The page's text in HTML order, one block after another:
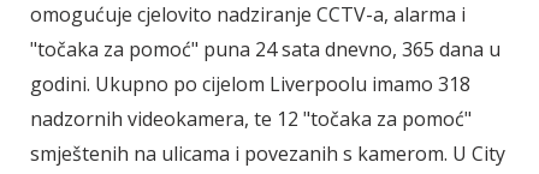
omogućuje cjelovito nadziranje CCTV-a, alarma i
"točaka za pomoć" puna 24 sata dnevno, 365 dana u
godini. Ukupno po cijelom Liverpoolu imamo 318
nadzornih videokamera, te 12 "točaka za pomoć"
smještenih na ulicama i povezanih s kamerom. U City